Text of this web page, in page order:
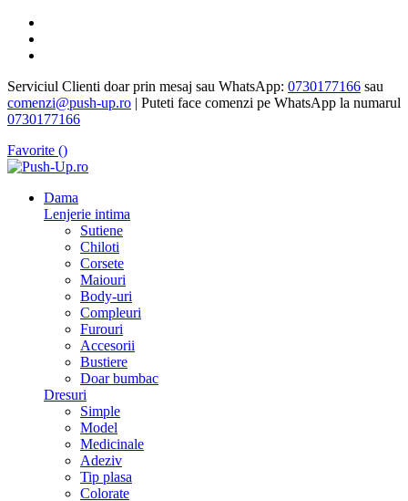
Serviciul Clienti doar prin mesaj sau WhatsApp: 0730177166 sau
comenzi@push-up.ro | Puteti face comenzi pe WhatsApp la numarul
0730177166
Favorite ()
Dama
Lenjerie intima
Sutiene
Chiloti
Corsete
Maiouri
Body-uri
Compleuri
Furouri
Accesorii
Bustiere
Doar bumbac
Dresuri
Simple
Model
Medicinale
Adeziv
Tip plasa
Colorate